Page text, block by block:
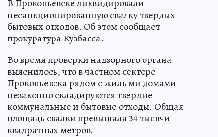
В Прокопьевске ликвидировали
несанкционированную свалку твердых
бытовых отходов. Об этом сообщает
прокуратура Кузбасса.
Во время проверки надзорного органа
выяснилось, что в частном секторе
Прокопьевска рядом с жилыми домами
незаконно складируются твердые
коммунальные и бытовые отходы. Общая
площадь свалки превышала 34 тысячи
квадратных метров.